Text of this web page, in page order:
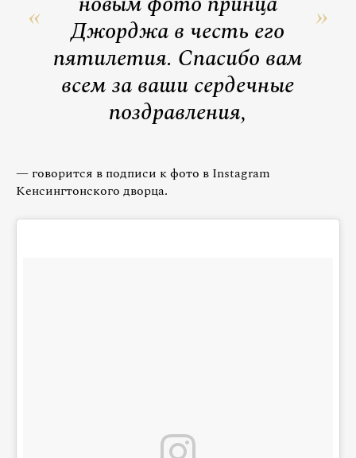
Джорджа в честь его
пятилетия. Спасибо вам
всем за ваши сердечные
поздравления,
— говорится в подписи к фото в Instagram
Кенсингтонского дворца.